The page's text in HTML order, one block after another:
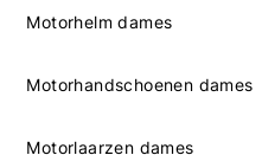
Motorhelm dames
Motorhandschoenen dames
Motorlaarzen dames